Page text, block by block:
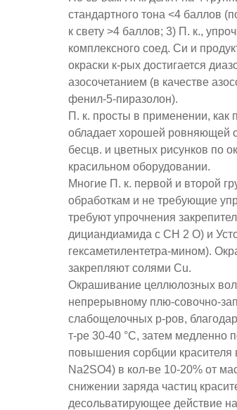
стандартного тона <4 баллов
к свету >4 баллов; 3) П. к.,
комплексного соед. Си и
окраски к-рых достигается
азосочетанием (в качестве
фенил-5-пиразолон).
П. к. просты в применении, как
обладает хорошей ровняющей
бесцв. и цветных рисунков по
красильном оборудовании.
Многие П. к. первой и второй
обработкам и не требующие
требуют упрочнения
дициандиамида с СН 2 О) и
гексаметилентетра-мином).
закрепляют солями Сu.
Окрашивание целлюлозных
непрерывному плю-совочно-
слабощелочных р-ров,
т-ре 30-40 °С, затем медленно
повышения сорбции красителя
Na2SO4) в кол-ве 10-20% от
снижении заряда частиц
десольватирующее действие